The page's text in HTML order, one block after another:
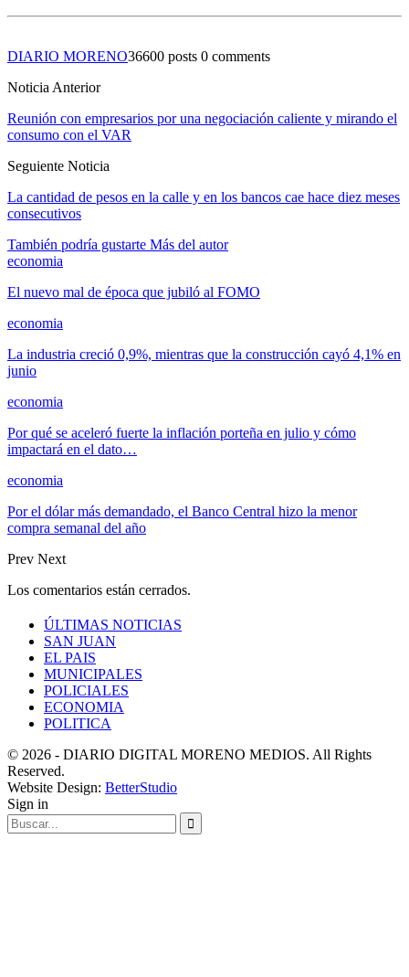
DIARIO MORENO36600 posts 0 comments
Noticia Anterior
Reunión con empresarios por una negociación caliente y mirando el
consumo con el VAR
Seguiente Noticia
La cantidad de pesos en la calle y en los bancos cae hace diez meses
consecutivos
También podría gustarte Más del autor
economia
El nuevo mal de época que jubiló al FOMO
economia
La industria creció 0,9%, mientras que la construcción cayó 4,1% en
junio
economia
Por qué se aceleró fuerte la inflación porteña en julio y cómo
impactará en el dato…
economia
Por el dólar más demandado, el Banco Central hizo la menor
compra semanal del año
Prev Next
Los comentarios están cerrados.
ÚLTIMAS NOTICIAS
SAN JUAN
EL PAIS
MUNICIPALES
POLICIALES
ECONOMIA
POLITICA
© 2026 - DIARIO DIGITAL MORENO MEDIOS. All Rights
Reserved.
Website Design: BetterStudio
Sign in